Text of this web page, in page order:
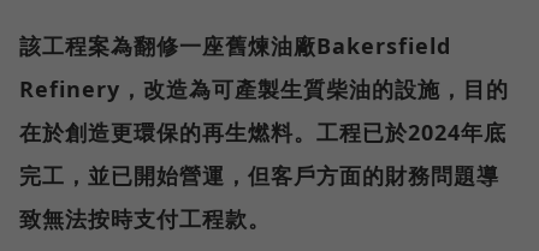
該工程案為翻修一座舊煉油廠Bakersfield
Refinery，改造為可產製生質柴油的設施，目的
在於創造更環保的再生燃料。工程已於2024年底
完工，並已開始營運，但客戶方面的財務問題導
致無法按時支付工程款。